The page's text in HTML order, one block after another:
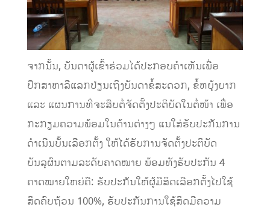
ຈາກນັ້ນ, ບັນດາຜູ້ເຂົ້າຮ່ວມໄດ້ປະກອບຄໍາເຫັນເພື່ອ
ປຶກສາຫາລືແລກປ່ຽນເຖິງບັນດາຂໍ້ສະດວກ, ຂໍ້ຫຍຸ້ງຍາກ
ແລະ ແຜນການທີ່ຈະສືບຕໍ່ຈັດຕັ້ງປະຕິບັດໃນຕໍ່ໜ້າ ເພື່ອ
ກະກຽມຄວາມພ້ອມໃນດ້ານຕ່າງໆ ແນໃສ່ຮັບປະກັນການ
ດໍາເນີນບັ້ນເລືອກຕັ້ງ ໃຫ້ໄດ້ຮັບການຈັດຕັ້ງປະຕິບັດ
ບັນລຸຜົນຕາມລະດັບຄາດໝາຍ ພ້ອມທັງຮັບປະກັນ 4
ຄາດໝາຍໃຫຍ່ຄື: ຮັບປະກັນໃຫ້ຜູ້ມີສິດເລືອກຕັ້ງໄປໃຊ້
ສິດຄົບຖ້ວນ 100%, ຮັບປະກັນການໃຊ້ສິດມີຄວາມ